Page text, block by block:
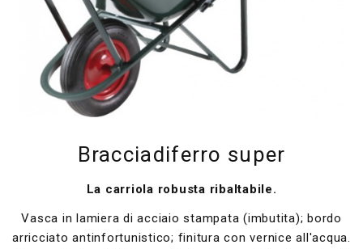
Bracciadiferro super
La carriola robusta ribaltabile.
Vasca in lamiera di acciaio stampata (imbutita); bordo
arricciato antinfortunistico; finitura con vernice all'acqua.